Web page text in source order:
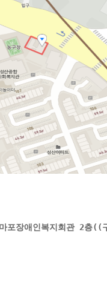
장애인복지회관 2층((